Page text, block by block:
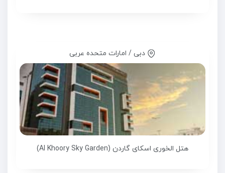
دبی / امارات متحده عربی
هتل الخوری اسکای گاردن (Al Khoory Sky Garden)